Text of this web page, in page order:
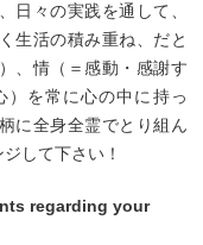
日々の実践を通して、
活の積み重ね、だと
、情（＝感動・感謝す
）を常に心の中に持っ
に全身全霊でとり組ん
して下さい！
regarding your